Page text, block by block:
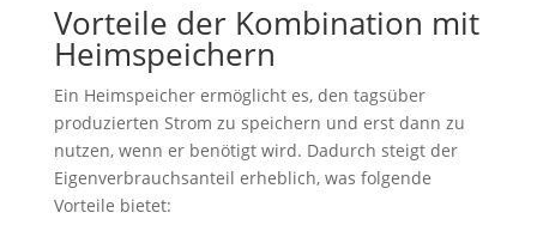
Vorteile der Kombination mit
Heimspeichern
Ein Heimspeicher ermöglicht es, den tagsüber
produzierten Strom zu speichern und erst dann zu
nutzen, wenn er benötigt wird. Dadurch steigt der
Eigenverbrauchsanteil erheblich, was folgende
Vorteile bietet: